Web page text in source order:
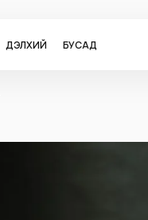
ДЭЛХИЙ БУСАД